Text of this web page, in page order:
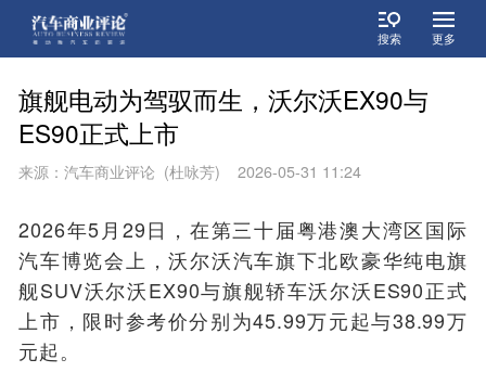
搜索 更多
旗舰电动为驾驭而生，沃尔沃EX90与
ES90正式上市
来源：汽车商业评论 (杜咏芳) 2026-05-31 11:24
2026年5月29日，在第三十届粤港澳大湾区国际
汽车博览会上，沃尔沃汽车旗下北欧豪华纯电旗
舰SUV沃尔沃EX90与旗舰轿车沃尔沃ES90正式
上市，限时参考价分别为45.99万元起与38.99万
元起。